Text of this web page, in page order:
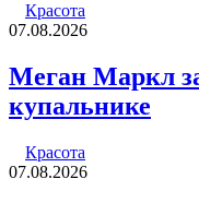
Красота
07.08.2026
Меган Маркл
купальнике
Красота
07.08.2026